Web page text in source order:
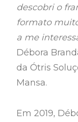
descobri o
formato
a me
Débora
da Ótris
Mansa.
Em 2019,